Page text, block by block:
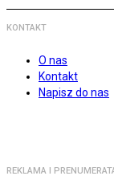
KONTAKT
O nas
Kontakt
Napisz do nas
REKLAMA I